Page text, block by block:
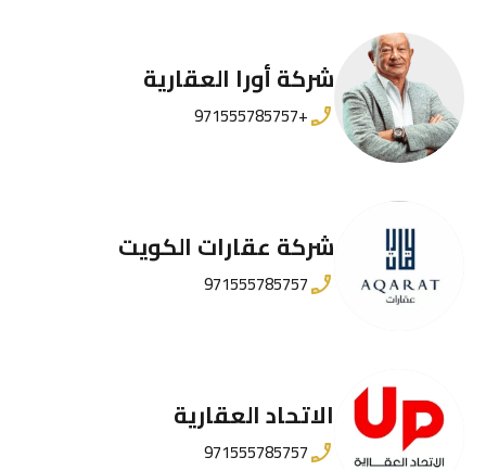
شركة أورا العقارية
+971555785757
شركة عقارات الكويت
971555785757
الاتحاد العقارية
971555785757